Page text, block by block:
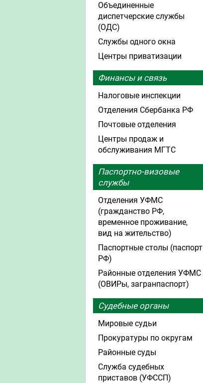
Объединенные
диспетчерские службы
(ОДС)
Службы одного окна
Центры приватизации
Финансы и связь
Налоговые инспекции
Отделения Сбербанка РФ
Почтовые отделения
Центры продаж и
обслуживания МГТС
Паспортно-визовые
службы
Отделения УФМС
(гражданство РФ,
временное проживание,
вид на жительство)
Паспортные столы (паспорт
РФ)
Районные отделения УФМС
(ОВИРы, загранпаспорт)
Судебные органы
Мировые судьи
Прокуратуры по округам
Районные суды
Служба судебных
приставов (УФССП)